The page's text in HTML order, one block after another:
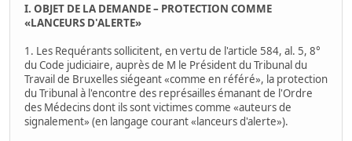
I. OBJET DE LA DEMANDE – PROTECTION COMME
«LANCEURS D'ALERTE»
1. Les Requérants sollicitent, en vertu de l'article 584, al. 5, 8°
du Code judiciaire, auprès de M le Président du Tribunal du
Travail de Bruxelles siégeant «comme en référé», la protection
du Tribunal à l'encontre des représailles émanant de l'Ordre
des Médecins dont ils sont victimes comme «auteurs de
signalement» (en langage courant «lanceurs d'alerte»).